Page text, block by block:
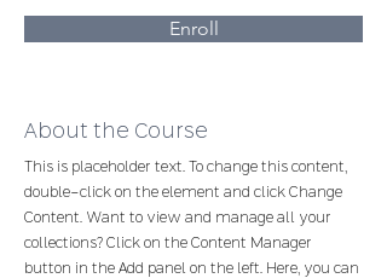
Enroll
About the Course
This is placeholder text. To change this content,
double-click on the element and click Change
Content. Want to view and manage all your
collections? Click on the Content Manager
button in the Add panel on the left. Here, you can